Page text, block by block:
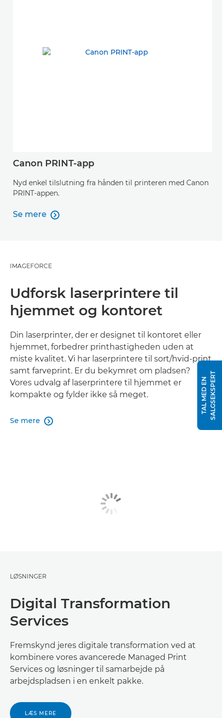
Canon PRINT-app
Nyd enkel tilslutning fra hånden til printeren med Canon
PRINT-appen.
Se mere
Se mere

IMAGEFORCE
Udforsk laserprintere til
hjemmet og kontoret
Din laserprinter, der er designet til kontoret eller
hjemmet, forbedrer printhastigheden uden at
miste kvalitet. Vi har laserprintere til sort/hvid-print
samt farveprint. Er du bekymret om pladsen?
Vores udvalg af laserprintere til hjemmet er
kompakte og fylder ikke så meget.
Se mere 
LØSNINGER
Digital Transformation
Services
Fremskynd jeres digitale transformation ved at
kombinere vores avancerede Managed Print
Services og løsninger til samarbejde på
arbejdspladsen i en enkelt pakke.
LÆS MERE
T
A
L
M
E
D
E
N
S
A
L
G
S
E
K
S
P
E
RT